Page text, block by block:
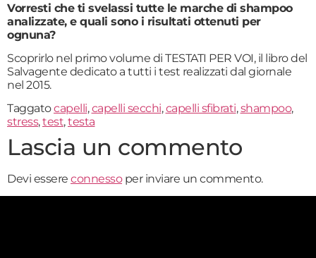
Vorresti che ti svelassi tutte le marche di shampoo
analizzate, e quali sono i risultati ottenuti per
ognuna?
Scoprirlo nel primo volume di TESTATI PER VOI, il libro del
Salvagente dedicato a tutti i test realizzati dal giornale
nel 2015.
Taggatocapelli,capelli secchi,capelli sfibrati,shampoo,
stress,test,testa
Lascia un commento
Devi essere connessoper inviare un commento.